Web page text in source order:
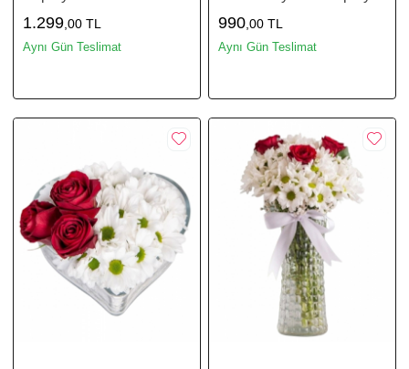
1.299,00 TL
Aynı Gün Teslimat
990,00 TL
Aynı Gün Teslimat